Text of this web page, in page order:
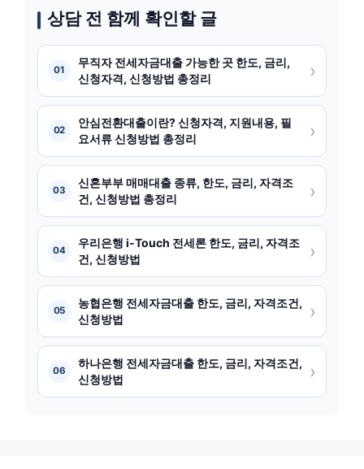
상담 전 함께 확인할 글
01
무직자 전세자금대출 가능한 곳 한도, 금리,
신청자격, 신청방법 총정리
›
02
안심전환대출이란? 신청자격, 지원내용, 필
요서류 신청방법 총정리
›
03
신혼부부 매매대출 종류, 한도, 금리, 자격조
건, 신청방법 총정리
›
04
우리은행 i-Touch 전세론 한도, 금리, 자격조
건, 신청방법
›
05
농협은행 전세자금대출 한도, 금리, 자격조건,
신청방법
›
06
하나은행 전세자금대출 한도, 금리, 자격조건,
신청방법
›